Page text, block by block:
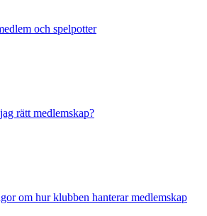
och spelpotter
rätt medlemskap?
om hur klubben hanterar medlemskap